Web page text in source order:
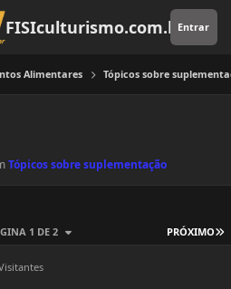
FISIculturismo.com.brEntrar
Alimentares Tópicos sobre
Tópicos sobre suplementação
PRÓXIMO
1 DE 2